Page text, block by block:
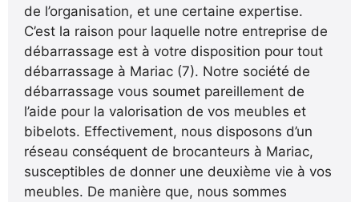
de l’organisation, et une certaine expertise.
C’est la raison pour laquelle notre entreprise de
débarrassage est à votre disposition pour tout
débarrassage à Mariac (7). Notre société de
débarrassage vous soumet pareillement de
l’aide pour la valorisation de vos meubles et
bibelots. Effectivement, nous disposons d’un
réseau conséquent de brocanteurs à Mariac,
susceptibles de donner une deuxième vie à vos
meubles. De manière que, nous sommes